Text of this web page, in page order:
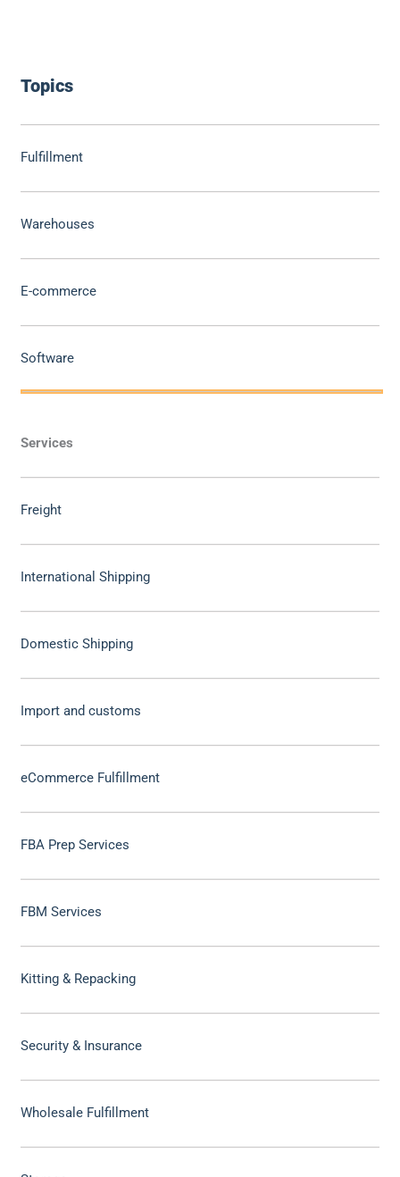
Topics
Fulfillment
Warehouses
E-commerce
Software
Services
Freight
International Shipping
Domestic Shipping
Import and customs
eCommerce Fulfillment
FBA Prep Services
FBM Services
Kitting & Repacking
Security & Insurance
Wholesale Fulfillment